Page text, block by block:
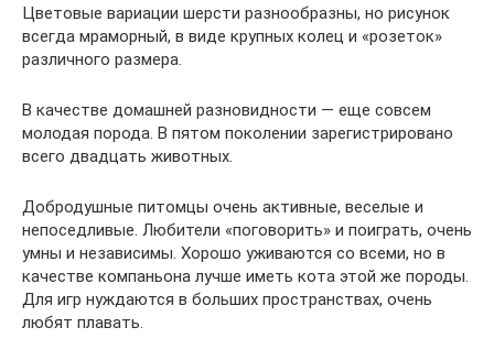
Цветовые вариации шерсти разнообразны, но рисунок
всегда мраморный, в виде крупных колец и «розеток»
различного размера.
В качестве домашней разновидности — еще совсем
молодая порода. В пятом поколении зарегистрировано
всего двадцать животных.
Добродушные питомцы очень активные, веселые и
непоседливые. Любители «поговорить» и поиграть, очень
умны и независимы. Хорошо уживаются со всеми, но в
качестве компаньона лучше иметь кота этой же породы.
Для игр нуждаются в больших пространствах, очень
любят плавать.